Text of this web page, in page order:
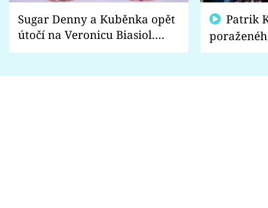
Sugar Denny a Kuběnka opět
útočí na Veronicu Biasiol.
Proč je podle nich falešná a
fanoušci